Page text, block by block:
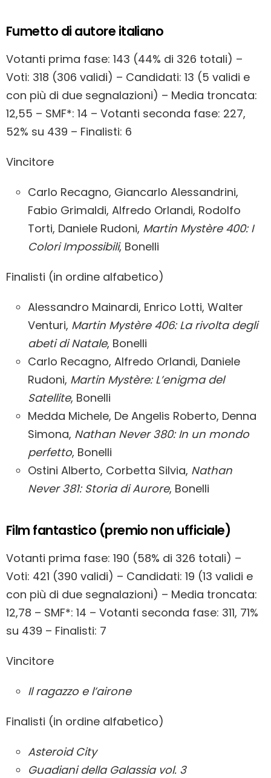
Fumetto di autore italiano
Votanti prima fase: 143 (44% di 326 totali) –
Voti: 318 (306 validi) – Candidati: 13 (5 validi e
con più di due segnalazioni) – Media troncata:
12,55 – SMF*: 14 – Votanti seconda fase: 227,
52% su 439 – Finalisti: 6
Vincitore
Carlo Recagno, Giancarlo Alessandrini,
Fabio Grimaldi, Alfredo Orlandi, Rodolfo
Torti, Daniele Rudoni, Martin Mystère 400: I
Colori Impossibili, Bonelli
Finalisti (in ordine alfabetico)
Alessandro Mainardi, Enrico Lotti, Walter
Venturi, Martin Mystère 406: La rivolta degli
abeti di Natale, Bonelli
Carlo Recagno, Alfredo Orlandi, Daniele
Rudoni, Martin Mystère: L’enigma del
Satellite, Bonelli
Medda Michele, De Angelis Roberto, Denna
Simona, Nathan Never 380: In un mondo
perfetto, Bonelli
Ostini Alberto, Corbetta Silvia, Nathan
Never 381: Storia di Aurore, Bonelli
Film fantastico (premio non ufficiale)
Votanti prima fase: 190 (58% di 326 totali) –
Voti: 421 (390 validi) – Candidati: 19 (13 validi e
con più di due segnalazioni) – Media troncata:
12,78 – SMF*: 14 – Votanti seconda fase: 311, 71%
su 439 – Finalisti: 7
Vincitore
Il ragazzo e l’airone
Finalisti (in ordine alfabetico)
Asteroid City
Guadiani della Galassia vol. 3